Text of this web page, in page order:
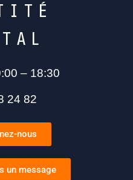
I T É
T A L
– 18:30
24 82
nous
un message